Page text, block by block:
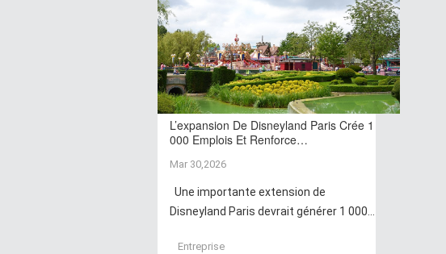
L’expansion De Disneyland Paris Crée 1
000 Emplois Et Renforce…
Mar 30,2026
Une importante extension de
Disneyland Paris devrait générer 1 000...
Entreprise